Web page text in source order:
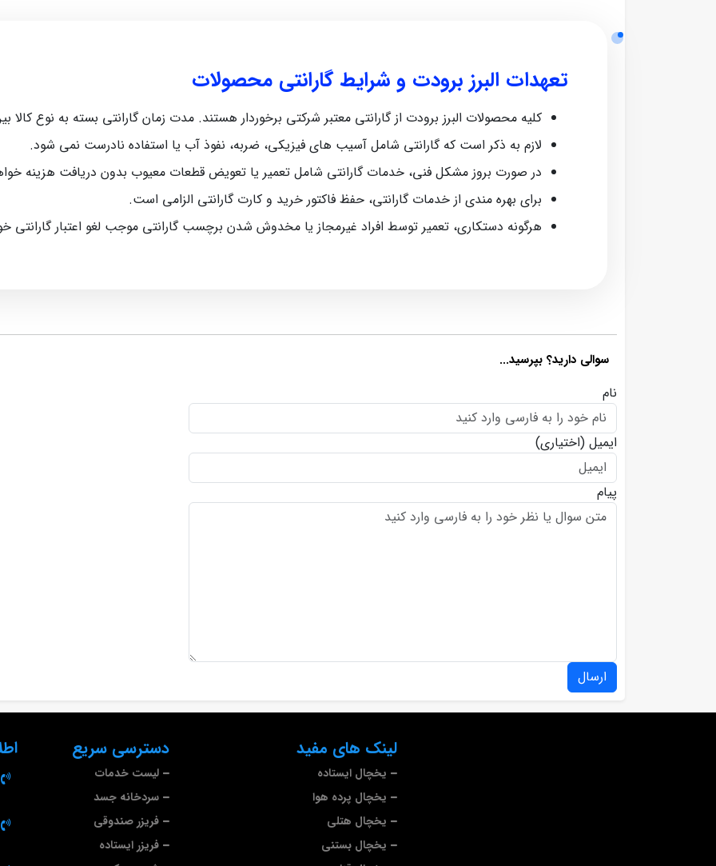
تعهدات البرز برودت و شرایط گارانتی محصولات
کلیه محصولات البرز برودت از گارانتی معتبر شرکتی برخوردار هستند. مدت زمان گارانتی بسته به نوع کالا بین 5 ماه تا 12 ماه متغیر
لازم به ذکر است که گارانتی شامل آسیب‌ های فیزیکی، ضربه، نفوذ آب یا استفاده نادرست نمی‌ شود.
در صورت بروز مشکل فنی، خدمات گارانتی شامل تعمیر یا تعویض قطعات معیوب بدون دریافت هزینه
برای بهره‌ مندی از خدمات گارانتی، حفظ فاکتور خرید و کارت گارانتی الزامی است.
هرگونه دستکاری، تعمیر توسط افراد غیرمجاز یا مخدوش شدن برچسب گارانتی موجب لغو اعتبار گارانتی
سوالی دارید؟ بپرسید...
نام
ایمیل (اختیاری)
پیام
ارسال
لینک های مفید
یخچال ایستاده
یخچال پرده هوا
یخچال هتلی
یخچال بستنی
دسترسی سریع
لیست خدمات
سردخانه جسد
فریزر صندوقی
فریزر ایستاده